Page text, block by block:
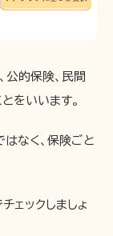
公的保険、民間
をいいます。
なく、保険ごと
ェックしましょ